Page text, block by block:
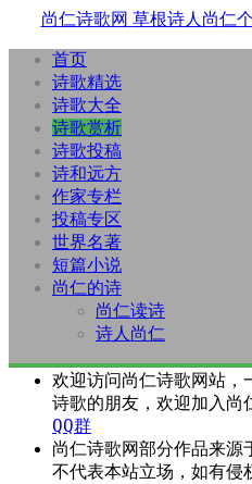
尚仁诗歌网 草根诗人尚仁
首页
诗歌精选
诗歌大全
诗歌赏析
诗歌投稿
诗和远方
作家专栏
投稿专区
世界名著
短篇小说
尚仁的诗
尚仁读诗
诗人尚仁
欢迎访问尚仁诗歌网站，
诗歌的朋友，欢迎加入尚
QQ群
尚仁诗歌网部分作品来源
不代表本站立场，如有侵